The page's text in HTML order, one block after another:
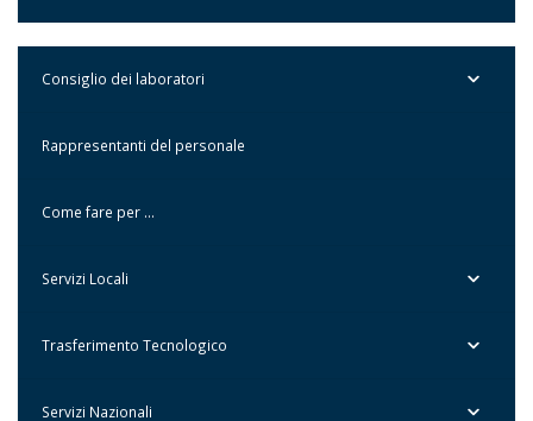
Consiglio dei laboratori
Rappresentanti del personale
Come fare per …
Servizi Locali
Trasferimento Tecnologico
Servizi Nazionali